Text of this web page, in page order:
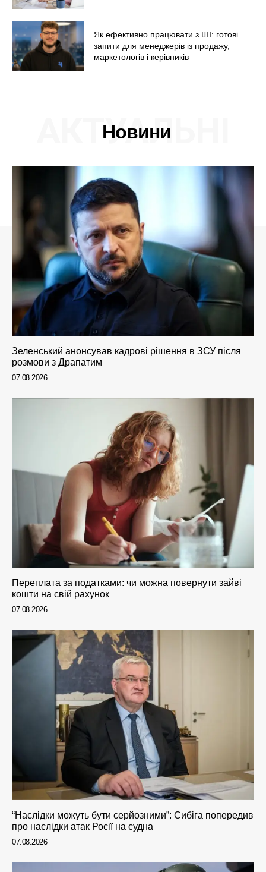
Як ефективно працювати з ШІ: готові
запити для менеджерів із продажу,
маркетологів і керівників
Новини
АКТУАЛЬНІ
Зеленський анонсував кадрові рішення в ЗСУ після
розмови з Драпатим
07.08.2026
Переплата за податками: чи можна повернути зайві
кошти на свій рахунок
07.08.2026
“Наслідки можуть бути серйозними”: Сибіга попередив
про наслідки атак Росії на судна
07.08.2026